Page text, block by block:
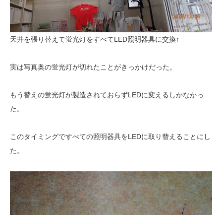
天井を張り替えて蛍光灯をすべてLED照明器具に交換↑
実は写真奥の蛍光灯が切れたことがきっかけだった。
もう替えの蛍光灯が製造されておらずLEDに変えるしかなかっ
た。
このタイミングですべての照明器具をLEDに取り替えることにし
た。